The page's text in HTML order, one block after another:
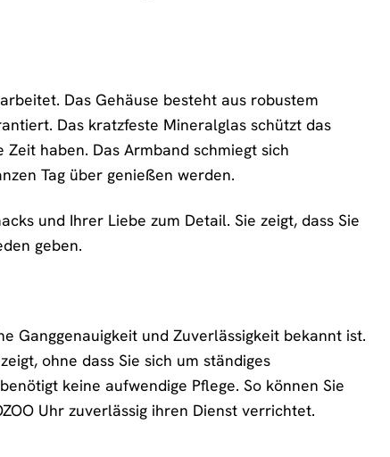
Das Gehäuse besteht aus robustem
Das kratzfeste Mineralglas schützt das
haben. Das Armband schmiegt sich
Tag über genießen werden.
und Ihrer Liebe zum Detail. Sie zeigt, dass Sie
geben.
Ganggenauigkeit und Zuverlässigkeit bekannt ist.
ohne dass Sie sich um ständiges
keine aufwendige Pflege. So können Sie
Uhr zuverlässig ihren Dienst verrichtet.